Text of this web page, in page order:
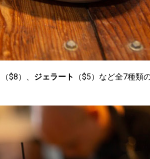
（$8）、 ジェラート
（$5）など全7種類